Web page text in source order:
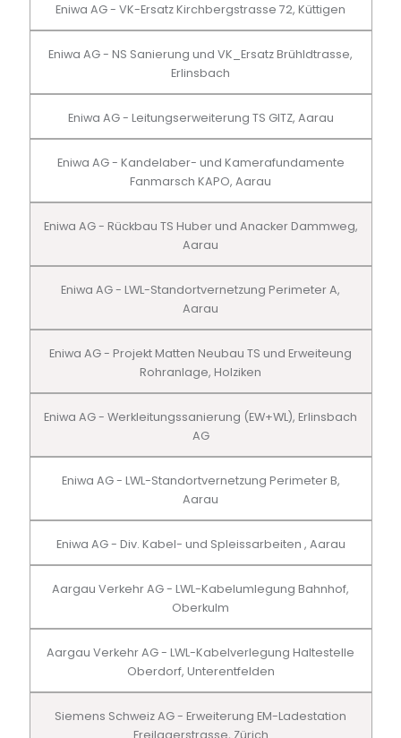
Eniwa AG - VK-Ersatz Kirchbergstrasse 72, Küttigen
Eniwa AG - NS Sanierung und VK_Ersatz Brühldtrasse,
Erlinsbach
Eniwa AG - Leitungserweiterung TS GITZ, Aarau
Eniwa AG - Kandelaber- und Kamerafundamente
Fanmarsch KAPO, Aarau
Eniwa AG - Rückbau TS Huber und Anacker Dammweg,
Aarau
Eniwa AG - LWL-Standortvernetzung Perimeter A,
Aarau
Eniwa AG - Projekt Matten Neubau TS und Erweiteung
Rohranlage, Holziken
Eniwa AG - Werkleitungssanierung (EW+WL), Erlinsbach
AG
Eniwa AG - LWL-Standortvernetzung Perimeter B,
Aarau
Eniwa AG - Div. Kabel- und Spleissarbeiten , Aarau
Aargau Verkehr AG - LWL-Kabelumlegung Bahnhof,
Oberkulm
Aargau Verkehr AG - LWL-Kabelverlegung Haltestelle
Oberdorf, Unterentfelden
Siemens Schweiz AG - Erweiterung EM-Ladestation
Freilagerstrasse, Zürich